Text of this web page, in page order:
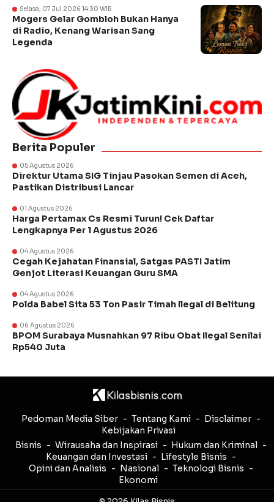
Selasa, 07 Jul 2026 14:30 WIB
Mogers Gelar Gombloh Bukan Hanya
di Radio, Kenang Warisan Sang
Legenda
Berita Populer
05 Agustus 2026
Direktur Utama SIG Tinjau Pasokan Semen di Aceh,
Pastikan Distribusi Lancar
01 Agustus 2026
Harga Pertamax Cs Resmi Turun! Cek Daftar
Lengkapnya Per 1 Agustus 2026
04 Agustus 2026
Cegah Kejahatan Finansial, Satgas PASTI Jatim
Genjot Literasi Keuangan Guru SMA
04 Agustus 2026
Polda Babel Sita 53 Ton Pasir Timah Ilegal di Belitung
06 Agustus 2026
BPOM Surabaya Musnahkan 97 Ribu Obat Ilegal Senilai
Rp540 Juta
Pedoman Media Siber Tentang Kami
Disclaimer
Kebijakan Privasi
Bisnis
Wirausaha dan Inspirasi
Hukum dan Kriminal
Keuangan dan Investasi
Lifestyle Bisnis
Opini dan Analisis
Nasional
Teknologi Bisnis
Ekonomi